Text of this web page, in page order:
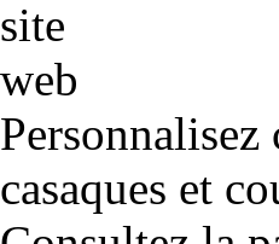
Personnalisez
casaques et